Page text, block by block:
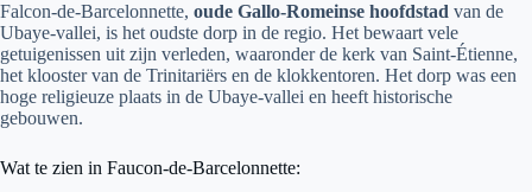
Falcon-de-Barcelonnette, oude Gallo-Romeinse hoofdstad van de
Ubaye-vallei, is het oudste dorp in de regio. Het bewaart vele
getuigenissen uit zijn verleden, waaronder de kerk van Saint-Étienne,
het klooster van de Trinitariërs en de klokkentoren. Het dorp was een
hoge religieuze plaats in de Ubaye-vallei en heeft historische
gebouwen.
Wat te zien in Faucon-de-Barcelonnette: